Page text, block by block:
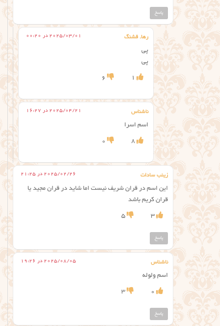
پاسخ
رها. قشنگ 2025/03/01 در 00:20
پی
پی
1
6
ناشناس 2025/04/21 در 16:27
اسم اسرا
8
0
زینب سادات 2025/02/26 در 21:25
این اسم در قران شریف نیست اما شاید در قران مجید یا
قران کریم باشد
3
5
پاسخ
ناشناس 2025/08/05 در 19:26
اسم ولوله
0
3
پاسخ